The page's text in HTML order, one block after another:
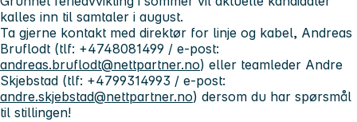
kalles inn til samtaler i august.
Ta gjerne kontakt med direktør for linje og kabel, Andreas
Bruflodt (tlf: +4748081499 / e-post:
andreas.bruflodt@nettpartner.no) eller teamleder Andre
Skjebstad (tlf: +4799314993 / e-post:
andre.skjebstad@nettpartner.no) dersom du har spørsmål
til stillingen!